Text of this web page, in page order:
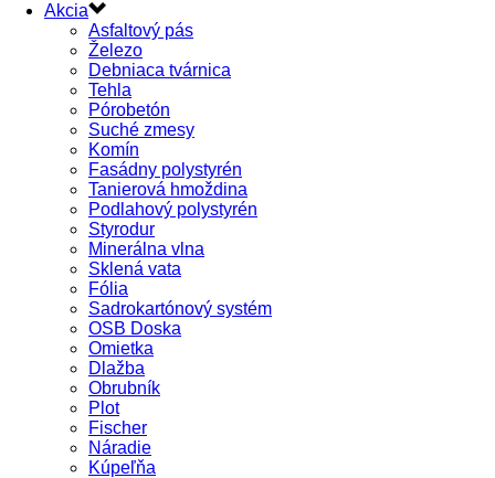
Akcia
Asfaltový pás
Železo
Debniaca tvárnica
Tehla
Pórobetón
Suché zmesy
Komín
Fasádny polystyrén
Tanierová hmoždina
Podlahový polystyrén
Styrodur
Minerálna vlna
Sklená vata
Fólia
Sadrokartónový systém
OSB Doska
Omietka
Dlažba
Obrubník
Plot
Fischer
Náradie
Kúpeľňa